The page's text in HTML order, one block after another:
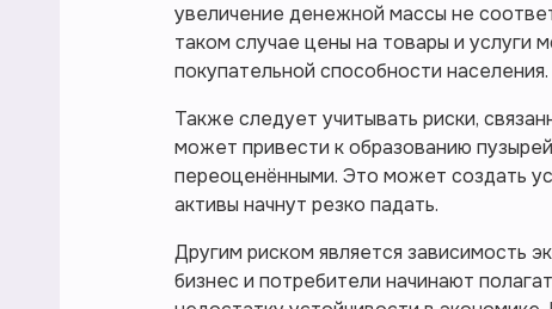
увеличение денежной массы не
таком случае цены на товары и услуги
покупательной способности населения.
Также следует учитывать риски,
может привести к образованию
переоценёнными. Это может создать
активы начнут резко падать.
Другим риском является зависимость
бизнес и потребители начинают